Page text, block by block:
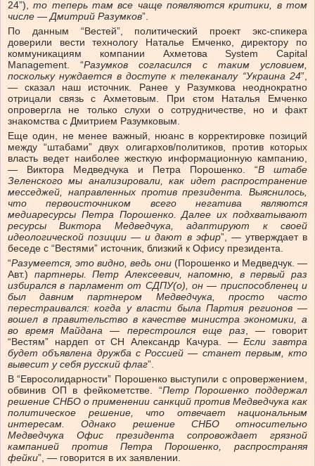
24”),то теперь там все чаще появляются критики, в том
числе — Дмитрий Разумков”.
По данным “Вестей”, политический проект экс-спикера
доверили вести технологу Наталье Емченко, директору по
коммуникациям компании Ахметова System Capital
Management. “Разумков согласился с таким условием,
поскольку нуждается в доступе к телеканалу “Украина 24”,
— сказал наш источник. Ранее у Разумкова неоднократно
отрицали связь с Ахметовым. При єтом Наталья Емченко
опровергла не только слухи о сотрудничестве, но и факт
знакомства с Дмитрием Разумковым.
Еще один, не менее важный, нюанс в корректировке позиций
между “штабами” двух олигархов/политиков, против которых
власть ведет наиболее жесткую информационную кампанию,
— Виктора Медведчука и Петра Порошенко. “В штабе
Зеленского мы анализировали, как идет распространение
месседжей, направленных против президента. Выяснилось,
что первоисточником всего негатива являются
медиаресурсы Петра Порошенко. Далее их подхватывают
ресурсы Виктора Медведчука, адаптируют к своей
идеологической позиции — и дают в эфир”, — утверждает в
беседе с “Вестями” источник, близкий к Офису президента.
“Разумеется, это видно, ведь они(Порошенко и Медведчук. —
Авт.) партнеры. Петр Алексеевич, напомню, в первый раз
избирался в парламент от СДПУ(о), он — приспособленец и
был давним партнером Медведчука, просто часто
перестраивался: когда у власти была Партия регионов —
вошел в правительство в качестве министра экономики, а
во время Майдана — перестроился еще раз, — говорит
“Вестям” нардеп от СН Александр Качура. —Если завтра
будет объявлена дружба с Россией — станет первым, кто
вывесит у себя русский флаг”.
В “Евросолидарности” Порошенко выступили с опровержением,
обвинив ОП в фейкометстве. “Петр Порошенко поддержал
решение СНБО о применении санкций против Медведчука как
политическое решение, что отвечает национальным
интересам. Однако решение СНБО относительно
Медведчука Офис президента сопровождает грязной
кампанией против Петра Порошенко, распространяя
фейки”, — говорится в их заявлении.